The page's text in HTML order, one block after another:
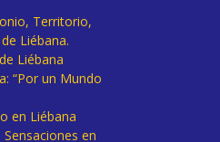
Territorio,
Liébana.
Liébana
“Por un Mundo
en Liébana
en